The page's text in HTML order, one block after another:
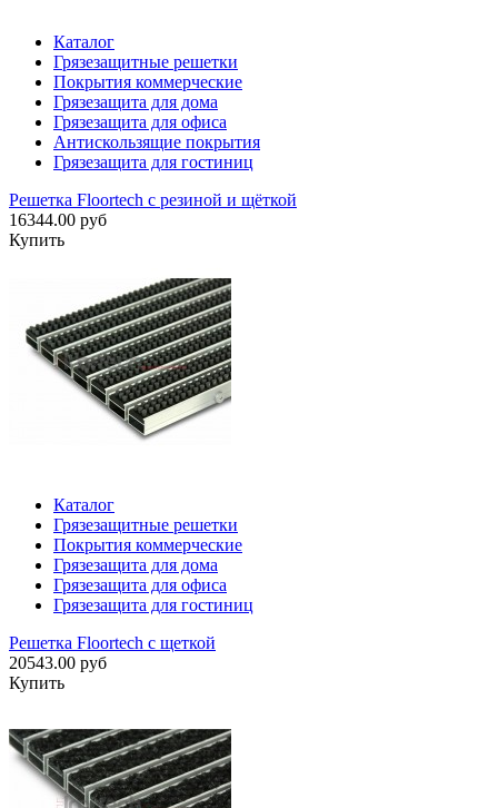
Каталог
Грязезащитные решетки
Покрытия коммерческие
Грязезащита для дома
Грязезащита для офиса
Антискользящие покрытия
Грязезащита для гостиниц
Решетка Floortech с резиной и щёткой
16344.00 руб
Купить
Каталог
Грязезащитные решетки
Покрытия коммерческие
Грязезащита для дома
Грязезащита для офиса
Грязезащита для гостиниц
Решетка Floortech с щеткой
20543.00 руб
Купить